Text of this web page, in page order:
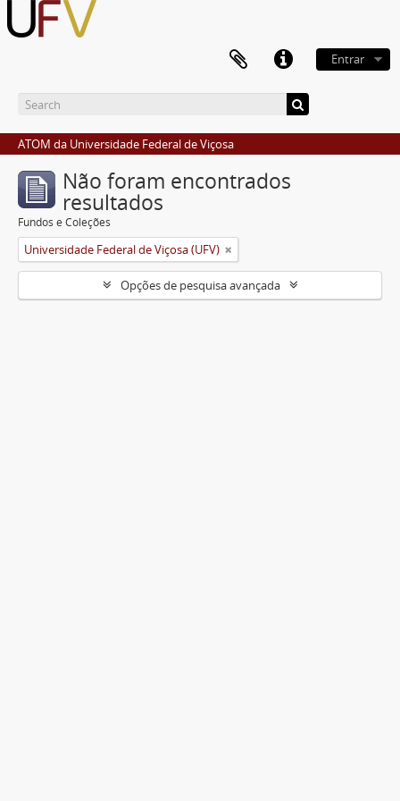
Entrar
ATOM da Universidade Federal de Viçosa
Não foram encontrados
resultados
Fundos e Coleções
Universidade Federal de Viçosa (UFV)
Opções de pesquisa avançada